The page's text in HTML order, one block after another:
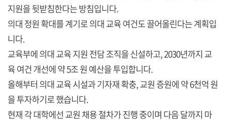
지원을 뒷받침한다는 방침입니다.
의대 정원 확대를 계기로 의대 교육 여건도 끌어올린다는 계획입
니다.
교육부에 의대 교육 지원 전담 조직을 신설하고, 2030년까지 교
육 여건 개선에 약 5조 원 예산을 투입합니다.
올해부터 의대 교육 시설과 기자재 확충, 교원 증원에 약 6천억 원
을 투자하기로 했습니다.
현재 각 대학에선 교원 채용 절차가 진행 중이며 다음 달까지 마